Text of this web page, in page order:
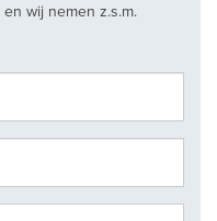
wij nemen z.s.m.